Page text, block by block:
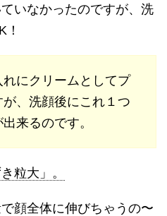
いなかったのですが、洗
にクリームとしてプ
、洗顔後にこれ１つ
来るのです。
粒大」。
顔全体に伸びちゃうの〜